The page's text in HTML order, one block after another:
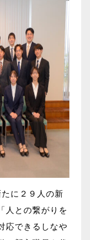
に２９人の新
人との繋がりを
応できるしなや